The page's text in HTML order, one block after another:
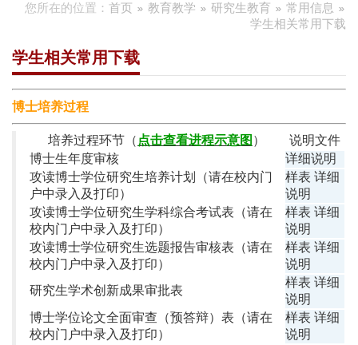
您所在的位置： 首页 教育教学 研究生教育
常用信息
学生相关常用下载
学生相关常用下载
博士培养过程
培养过程环节（ 点击查看进程示意图 ）
说明文件
博士生年度审核
详细说明
攻读博士学位研究生培养计划（请在校内门
户中录入及打印）
样表 详细
说明
攻读博士学位研究生学科综合考试表（请在
校内门户中录入及打印）
样表 详细
说明
攻读博士学位研究生选题报告审核表（请在
校内门户中录入及打印）
样表 详细
说明
研究生学术创新成果审批表
样表 详细
说明
博士学位论文全面审查（预答辩）表（请在
校内门户中录入及打印）
样表 详细
说明